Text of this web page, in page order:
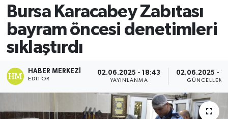
Bursa Karacabey Zabıtası
bayram öncesi denetimleri
sıklaştırdı
HABER MERKEZI
EDITÖR
02.06.2025 - 18:43
YAYINLANMA
02.06.2025 -
GÜNCELLEME
SİYASET
EKONOMİ
EĞİTİM
SAĞLIK
Süper Lig Puan Durumu ve Fikstür
Tüm Manşetler
Son Dakika Haberleri
Haber Arşivi